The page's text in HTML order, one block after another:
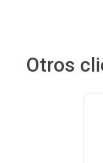
Otros